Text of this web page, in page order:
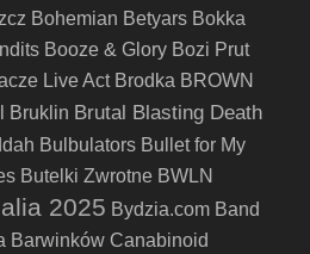
Bohemian Betyars Bokka
Booze & Glory Bozi Prut
Live Act Brodka BROWN
Bruklin Brutal Blasting Death
Bulbulators Bullet for My
Butelki Zwrotne BWLN
2025 Bydzia.com Band
Barwinków Canabinoid